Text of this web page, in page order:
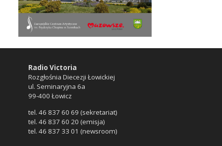
Radio Victoria
Rozgłośnia Diecezji Łowickiej
ul. Seminaryjna 6a
99-400 Łowicz
tel. 46 837 60 69 (sekretariat)
tel. 46 837 60 20 (emisja)
tel. 46 837 33 01 (newsroom)